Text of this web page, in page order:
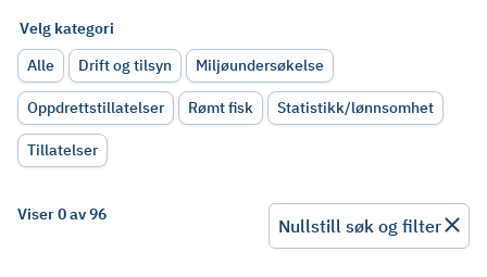
Velg kategori
Alle
Drift og tilsyn Miljøundersøkelse
Oppdrettstillatelser Rømt fisk Statistikk/lønnsomhet
Tillatelser
Viser 0 av 96
Nullstill søk og filter